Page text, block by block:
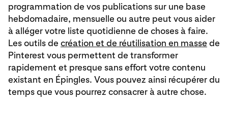
programmation de vos publications sur une base
hebdomadaire, mensuelle ou autre peut vous aider
à alléger votre liste quotidienne de choses à faire.
Les outils de création et de réutilisation en masse de
Pinterest vous permettent de transformer
rapidement et presque sans effort votre contenu
existant en Épingles. Vous pouvez ainsi récupérer du
temps que vous pourrez consacrer à autre chose.